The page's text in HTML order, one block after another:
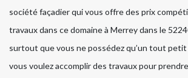
société façadier qui vous offre des prix
travaux dans ce domaine à Merrey dans le
surtout que vous ne possédez qu’un tout
vous voulez accomplir des travaux pour